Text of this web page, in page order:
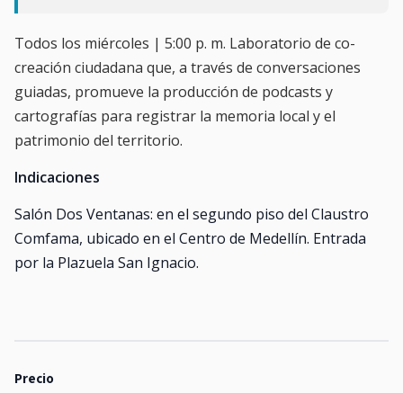
Todos los miércoles | 5:00 p. m. Laboratorio de co-
creación ciudadana que, a través de conversaciones
guiadas, promueve la producción de podcasts y
cartografías para registrar la memoria local y el
patrimonio del territorio.
Indicaciones
Salón Dos Ventanas: en el segundo piso del Claustro
Comfama, ubicado en el Centro de Medellín. Entrada
por la Plazuela San Ignacio.
Precio